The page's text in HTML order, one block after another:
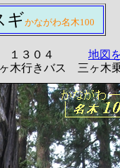
ギかながわ名木100
１３０４ 地図
きバス 三ヶ木